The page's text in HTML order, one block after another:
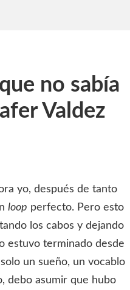
no sabía
Valdez
yo, después de tanto
loop perfecto. Pero esto
los cabos y dejando
estuvo terminado desde
un sueño, un vocablo
debo asumir que hubo